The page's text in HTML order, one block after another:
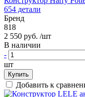
654 детали
Бренд
818
2 550 руб. /шт
В наличии
-
шт
Купить
Добавить к